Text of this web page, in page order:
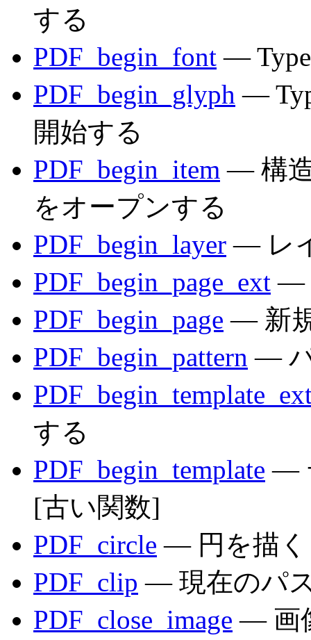
する
PDF_begin_font —
PDF_begin_glyph —
開始する
PDF_begin_item — 構
をオープンする
PDF_begin_layer — レ
PDF_begin_page_ext —
PDF_begin_page — 新
PDF_begin_pattern —
する
PDF_begin_template —
[古い関数]
PDF_circle — 円を描く
PDF_clip — 現在のパ
PDF_close_image — 画